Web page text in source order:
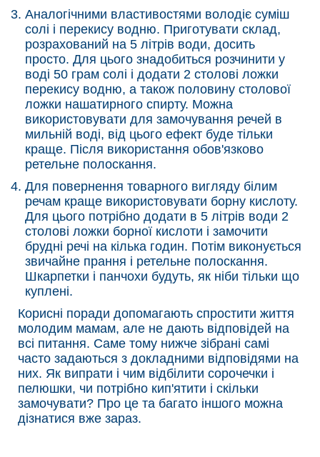
Аналогічними властивостями володіє суміш
солі і перекису водню. Приготувати склад,
розрахований на 5 літрів води, досить
просто. Для цього знадобиться розчинити у
воді 50 грам солі і додати 2 столові ложки
перекису водню, а також половину столової
ложки нашатирного спирту. Можна
використовувати для замочування речей в
мильній воді, від цього ефект буде тільки
краще. Після використання обов'язково
ретельне полоскання.
Для повернення товарного вигляду білим
речам краще використовувати борну кислоту.
Для цього потрібно додати в 5 літрів води 2
столові ложки борної кислоти і замочити
брудні речі на кілька годин. Потім виконується
звичайне прання і ретельне полоскання.
Шкарпетки і панчохи будуть, як ніби тільки що
куплені.
Корисні поради допомагають спростити життя
молодим мамам, але не дають відповідей на
всі питання. Саме тому нижче зібрані самі
часто задаються з докладними відповідями на
них. Як випрати і чим відбілити сорочечки і
пелюшки, чи потрібно кип'ятити і скільки
замочувати? Про це та багато іншого можна
дізнатися вже зараз.